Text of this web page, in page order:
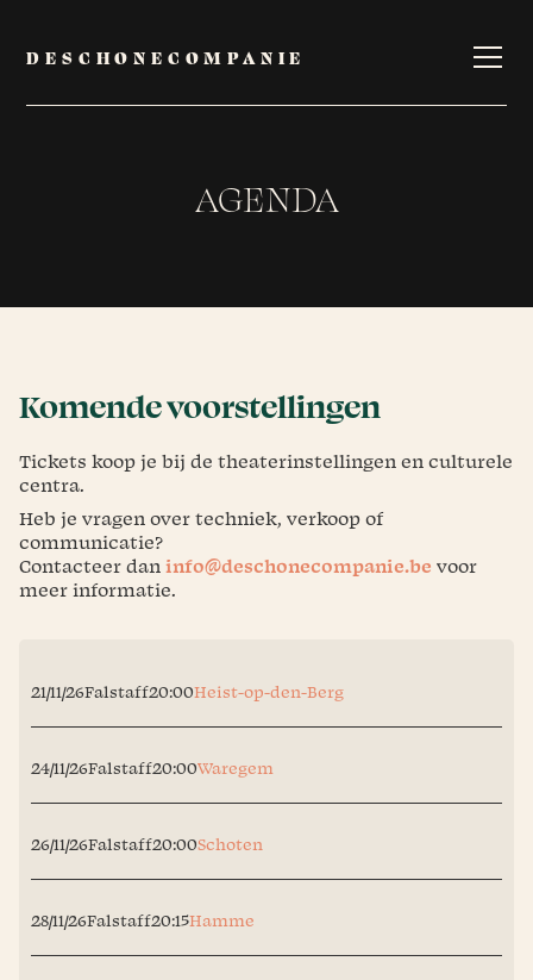
DESCHONECOMPANIE
AGENDA
Komende voorstellingen
Tickets koop je bij de theaterinstellingen en culturele
centra.
Heb je vragen over techniek, verkoop of
communicatie?
Contacteer dan info@deschonecompanie.be voor
meer informatie.
21/11/26Falstaff20:00Heist-op-den-Berg
24/11/26Falstaff20:00Waregem
26/11/26Falstaff20:00Schoten
28/11/26Falstaff20:15Hamme